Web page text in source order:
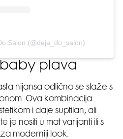
Salon (@deja_do_salon)
baby plava
nijansa odlično se slaže s
Ova kombinacija
i daje suptilan, ali
je nositi u mat varijanti ili s
moderniji look.